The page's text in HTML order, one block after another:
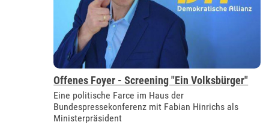
Offenes Foyer - Screening "Ein Volksbürger"
Eine politische Farce im Haus der
Bundespressekonferenz mit Fabian Hinrichs als
Ministerpräsident